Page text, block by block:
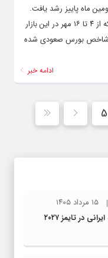
ماه پاییز رشد یافت.
پس از افت ناشی از ریسک‌های غیراقتصادی که از ۴ تا ۱۶ مهر در این بازار
شاخص بورس صعودی شده
ادامه خبر
5
۱۵ مرداد ۱۴۰۵